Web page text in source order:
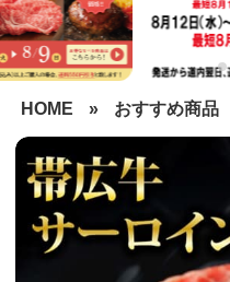
HOME » おすすめ商品